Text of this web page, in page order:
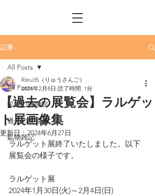
記事
All Posts
鉱物の博物館
過去の展覧会
鉱物雑記
All Posts
【過去の展覧会】ラルゲッ
ト展画像集
Rieu35（りゅうさんご）
2024年2月8日 読了時間: 1分
更新日：2024年6月27日
ラルゲット展終了いたしました。以下
展覧会の様子です。
ラルゲット展
2024年1月30日(火)～2月4日(日)